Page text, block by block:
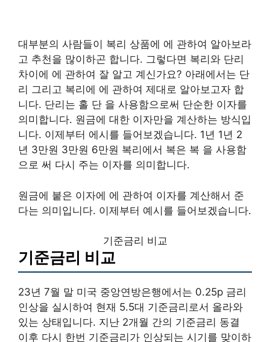
대부분의 사람들이 복리 상품에 에 관하여 알아보라
고 추천을 많이하곤 합니다. 그렇다면 복리와 단리
차이에 에 관하여 잘 알고 계신가요? 아래에서는 단
리 그리고 복리에 에 관하여 제대로 알아보고자 합
니다. 단리는 홀 단 을 사용함으로써 단순한 이자를
의미합니다. 원금에 대한 이자만을 계산하는 방식입
니다. 이제부터 에시를 들어보겠습니다. 1년 1년 2
년 3만원 3만원 6만원 복리에서 복은 복 을 사용함
으로 써 다시 주는 이자를 의미합니다.
원금에 붙은 이자에 에 관하여 이자를 계산해서 준
다는 의미입니다. 이제부터 예시를 들어보겠습니다.
기준금리 비교
기준금리 비교
23년 7월 말 미국 중앙연방은행에서는 0.25p 금리
인상을 실시하여 현재 5.5대 기준금리로서 올라와
있는 상태입니다. 지난 2개월 간의 기준금리 동결
이후 다시 한번 기준금리가 인상되는 시기를 맞이하